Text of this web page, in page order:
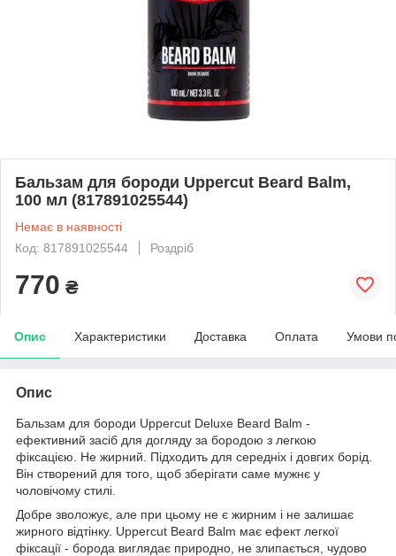
Бальзам для бороди Uppercut Beard Balm,
100 мл (817891025544)
Немає в наявності
Код: 817891025544
Роздріб
770 ₴
Опис Характеристики Доставка Оплата Умови
Опис
Бальзам для бороди Uppercut Deluxe Beard Balm -
ефективний засіб для догляду за бородою з легкою
фіксацією. Не жирний. Підходить для середніх і довгих борід.
Він створений для того, щоб зберігати саме мужнє у
чоловічому стилі.
Добре зволожує, але при цьому не є жирним і не залишає
жирного відтінку. Uppercut Beard Balm має ефект легкої
фіксації - борода виглядає природно, не злипається, чудово